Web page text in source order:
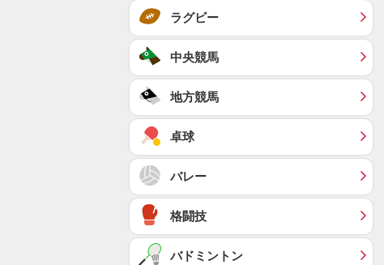
ラグビー
中央競馬
地方競馬
卓球
バレー
格闘技
バドミントン